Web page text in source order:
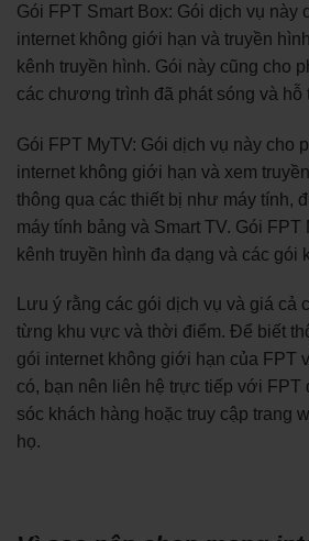
Gói FPT Smart Box: Gói dịch vụ này
internet không giới hạn và truyền
kênh truyền hình. Gói này cũng cho
các chương trình đã phát sóng và hỗ
Gói FPT MyTV: Gói dịch vụ này cho
internet không giới hạn và xem
thông qua các thiết bị như máy tính,
máy tính bảng và Smart TV. Gói FPT
kênh truyền hình đa dạng và các gói
Lưu ý rằng các gói dịch vụ và giá cả
từng khu vực và thời điểm. Để biết
gói internet không giới hạn của FPT
có, bạn nên liên hệ trực tiếp với FPT
sóc khách hàng hoặc truy cập trang
họ.